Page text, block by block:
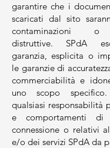
garantire che i
scaricati dal sito
contaminazioni o
distruttive. SPdA
garanzia, esplicita o
le garanzie di
commerciabilità e
uno scopo
qualsiasi responsabilità
e comportamenti
connessione o relativi
e/o dei servizi SPdA da